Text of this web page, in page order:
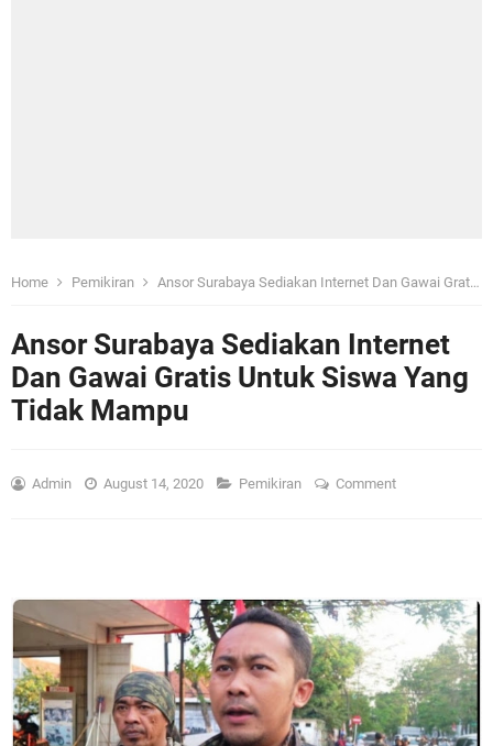
Home Pemikiran Ansor Surabaya Sediakan Internet Dan Gawai Gratis Untuk Siswa Yang Tidak Mampu
Ansor Surabaya Sediakan Internet
Dan Gawai Gratis Untuk Siswa Yang
Tidak Mampu
Admin August 14, 2020 Pemikiran Comment